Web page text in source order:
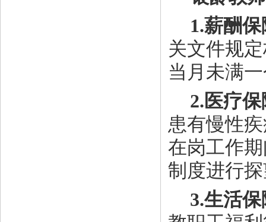
1.薪酬
关文件规
当月未满
2.医疗
患有慢性
在岗工作
制度进行
3.生活